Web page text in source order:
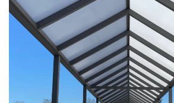
klik voor slideshow